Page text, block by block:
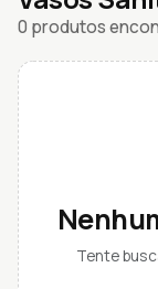
0 produtos
Tente